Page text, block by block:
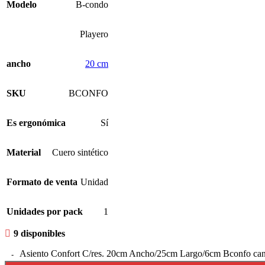
Modelo B-condo
Playero
ancho 20 cm
SKU BCONFO
Es ergonómica Sí
Material Cuero sintético
Formato de venta Unidad
Unidades por pack 1
9 disponibles
Asiento Confort C/res. 20cm Ancho/25cm Largo/6cm Bconfo